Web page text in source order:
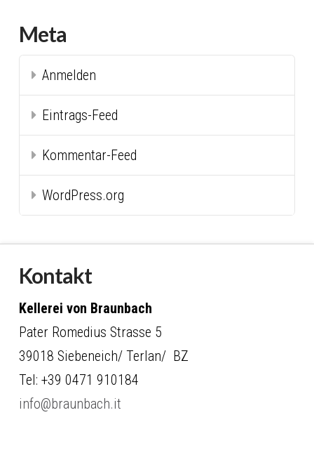
Meta
Anmelden
Eintrags-Feed
Kommentar-Feed
WordPress.org
Kontakt
Kellerei von Braunbach
Pater Romedius Strasse 5
39018 Siebeneich/ Terlan/ BZ
Tel: +39 0471 910184
info@braunbach.it